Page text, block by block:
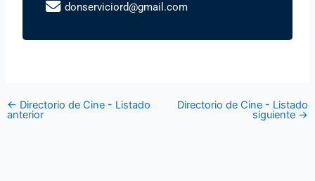
donserviciord@gmail.com
← Directorio de Cine - Listado
anterior
Directorio de Cine - Listado
siguiente →